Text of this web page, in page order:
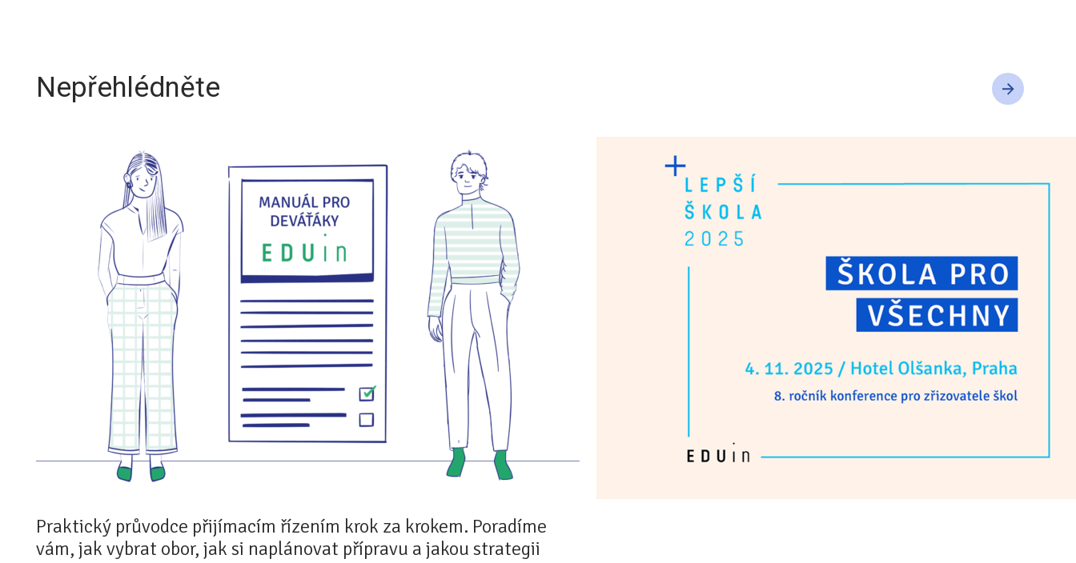
Nepřehlédněte
Praktický průvodce přijímacím řízením krok za krokem. Poradíme
vám, jak vybrat obor, jak si naplánovat přípravu a jakou strategii